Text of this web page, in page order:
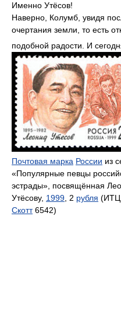
Именно Утёсов!
Наверно, Колумб, увидя
очертания земли, то есть
подобной радости. И
Почтовая марка России из
«Популярные певцы
эстрады», посвящённая
Утёсову, 1999 , 2 рубля (ИТЦ
Скотт6542)